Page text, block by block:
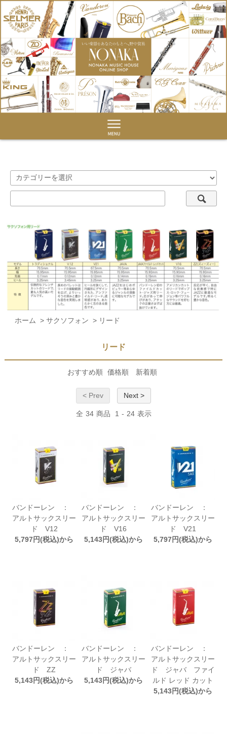
ホーム > サクソフォン > リード
リード
おすすめ順 価格順 新着順
< Prev Next >
全 34 商品 1 - 24 表示
バンドーレン ：
アルトサックスリー
ド V12
5,797円(税込)から
バンドーレン ：
アルトサックスリー
ド V16
5,143円(税込)から
バンドーレン ：
アルトサックスリー
ド V21
5,797円(税込)から
バンドーレン ：
アルトサックスリー
ド ZZ
5,143円(税込)から
バンドーレン ：
アルトサックスリー
ド ジャバ
5,143円(税込)から
バンドーレン ：
アルトサックスリー
ド ジャバ ファイ
ルド レッド カット
5,143円(税込)から